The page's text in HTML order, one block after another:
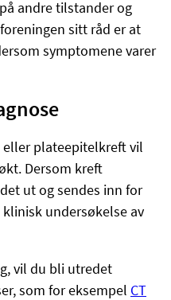
andre tilstander og
sitt råd er at
symptomene varer
eller plateepitelkreft vil
Dersom kreft
ut og sendes inn for
undersøkelse av
vil du bli utredet
som for eksempel CT